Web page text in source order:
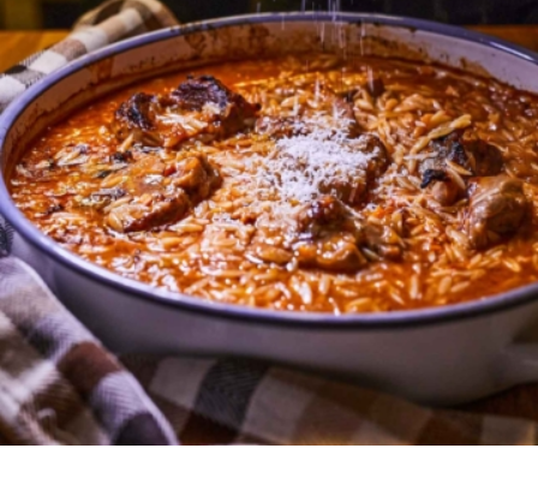
Γιουβέτσι μοσχάρι στο φούρνο, ονειρεμένη, εύκολη
συνταγή για μαλακό μοσχάρι με σπυρωτό κριθαράκι
και σάλτσα ντομάτας. Το ιδανικό φαγητό για το
κυριακάτικο τραπέζι σας.
Εύκολη 2:40
5 μερίδες 10 λεπτά 2 ώρες και 30 λεπτά